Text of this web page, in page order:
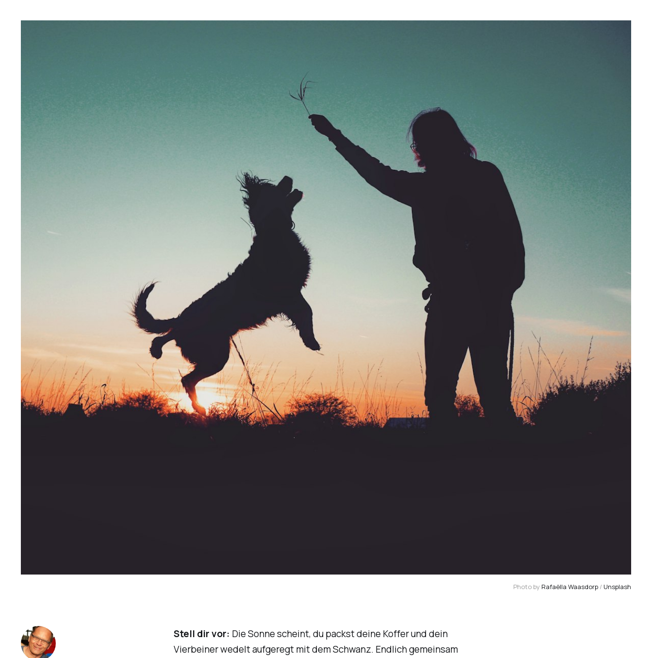
Photo by Rafaëlla Waasdorp / Unsplash
Stell dir vor: Die Sonne scheint, du packst deine Koffer und dein
Vierbeiner wedelt aufgeregt mit dem Schwanz. Endlich gemeinsam